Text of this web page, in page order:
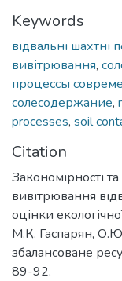
Keywords
відвальні шахтні
вивітрювання,
процессы
солесодержание,
processes, soil
Citation
Закономірності
вивітрювання
оцінки
М.К. Гаспарян,
збалансоване
89-92.